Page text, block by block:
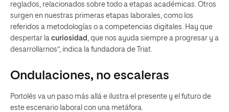
reglados, relacionados sobre todo a etapas académicas. Otros
surgen en nuestras primeras etapas laborales, como los
referidos a metodologías o a competencias digitales. Hay que
despertar la curiosidad , que nos ayuda siempre a progresar y a
desarrollarnos”, indica la fundadora de Triat.
Ondulaciones, no escaleras
Portolés va un paso más allá e ilustra el presente y el futuro de
este escenario laboral con una metáfora.